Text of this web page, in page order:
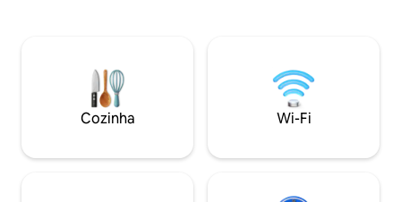
relaxante com uma atmosfera japonesa.
Nosso espaço é projetado para
momentos inigualáveis de relaxamento.
um momento de
promete uma
🍀
Cozinha Wi-Fi